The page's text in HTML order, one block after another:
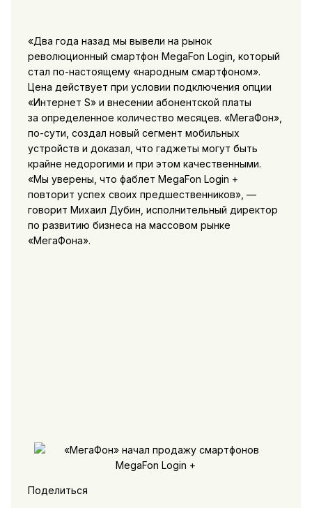
«Два года назад мы вывели на рынок
революционный смартфон MegaFon Login, который
стал по-настоящему «народным смартфоном».
Цена действует при условии подключения опции
«Интернет S» и внесении абонентской платы
за определенное количество месяцев. «МегаФон»,
по-сути, создал новый сегмент мобильных
устройств и доказал, что гаджеты могут быть
крайне недорогими и при этом качественными.
«Мы уверены, что фаблет MegaFon Login +
повторит успех своих предшественников», —
говорит Михаил Дубин, исполнительный директор
по развитию бизнеса на массовом рынке
«МегаФона».
Поделиться